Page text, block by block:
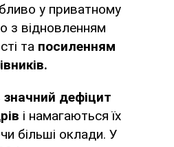
у приватному
з відновленням
та посиленням
значний дефіцит
і намагаються їх
більші оклади. У